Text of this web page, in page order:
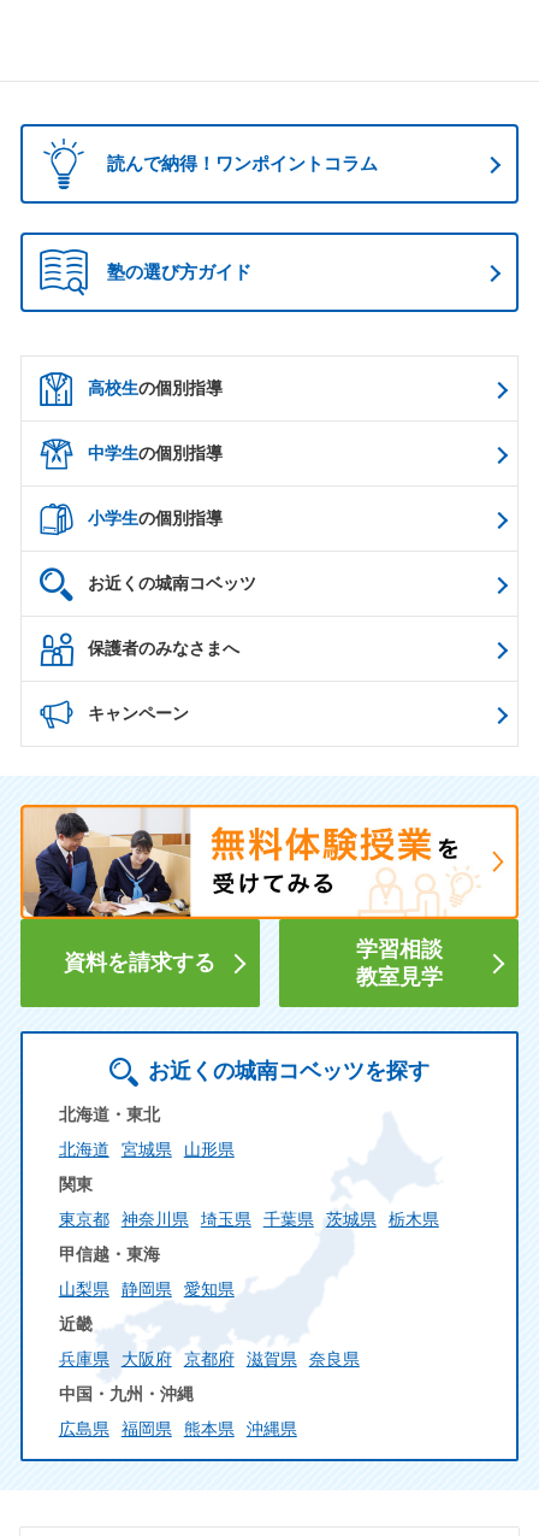
読んで納得！ワンポイントコラム
塾の選び方ガイド
高校生の個別指導
中学生の個別指導
小学生の個別指導
お近くの城南コベッツ
保護者のみなさまへ
キャンペーン
資料を請求する
学習相談
教室見学
お近くの城南コベッツを探す
北海道・東北
北海道
宮城県
山形県
関東
東京都
神奈川県 埼玉県 千葉県 茨城県
栃木県
甲信越・東海
山梨県
静岡県
愛知県
近畿
兵庫県
大阪府 京都府 滋賀県
奈良県
中国・九州・沖縄
広島県
福岡県 熊本県 沖縄県